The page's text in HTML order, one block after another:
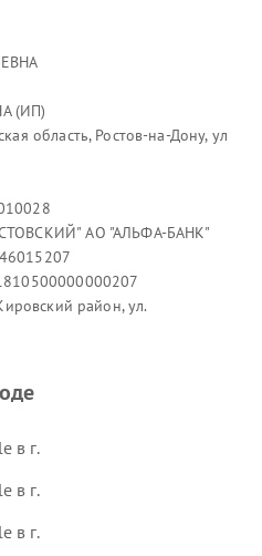
(ИП)
область, Ростов-на-Дону, ул
АО "АЛЬФА-БАНК"
район, ул.
в г.
в г.
в г.